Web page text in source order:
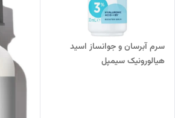
سرم آبرسان و جوانساز اسید
هیالورونیک سیمپل